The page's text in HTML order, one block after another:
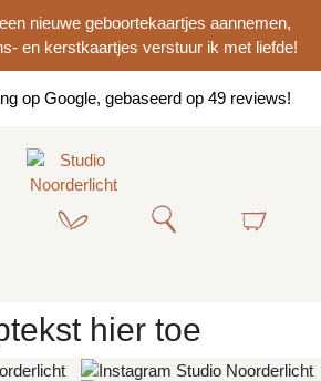
nieuwe geboortekaartjes aannemen,
en kerstkaartjes verstuur ik met liefde!
op Google, gebaseerd op 49 reviews!
hier toe